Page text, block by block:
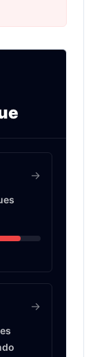
->
->